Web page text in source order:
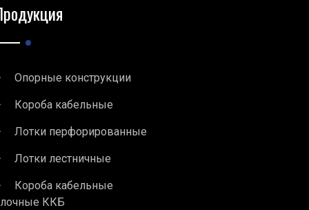
Опорные конструкции
Короба кабельные
Лотки перфорированные
Лотки лестничные
Короба кабельные
ККБ